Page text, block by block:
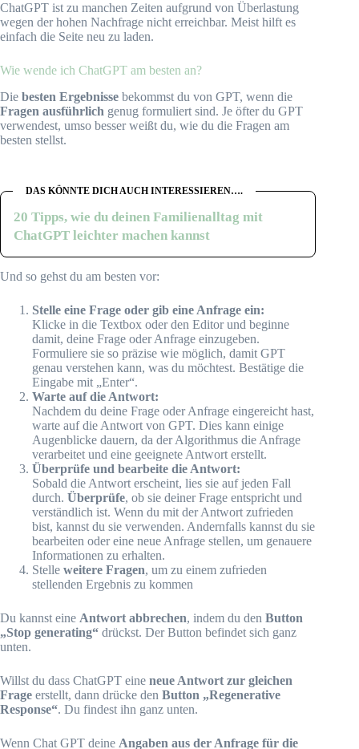
ChatGPT ist zu manchen Zeiten aufgrund von Überlastung
wegen der hohen Nachfrage nicht erreichbar. Meist hilft es
einfach die Seite neu zu laden.
Wie wende ich ChatGPT am besten an?
Die besten Ergebnisse bekommst du von GPT, wenn die
Fragen ausführlich genug formuliert sind. Je öfter du GPT
verwendest, umso besser weißt du, wie du die Fragen am
besten stellst.
DAS KÖNNTE DICH AUCH INTERESSIEREN….
20 Tipps, wie du deinen Familienalltag mit
ChatGPT leichter machen kannst
Und so gehst du am besten vor:
Stelle eine Frage oder gib eine Anfrage ein:
Klicke in die Textbox oder den Editor und beginne
damit, deine Frage oder Anfrage einzugeben.
Formuliere sie so präzise wie möglich, damit GPT
genau verstehen kann, was du möchtest. Bestätige die
Eingabe mit „Enter“.
Warte auf die Antwort:
Nachdem du deine Frage oder Anfrage eingereicht hast,
warte auf die Antwort von GPT. Dies kann einige
Augenblicke dauern, da der Algorithmus die Anfrage
verarbeitet und eine geeignete Antwort erstellt.
Überprüfe und bearbeite die Antwort:
Sobald die Antwort erscheint, lies sie auf jeden Fall
durch. Überprüfe, ob sie deiner Frage entspricht und
verständlich ist. Wenn du mit der Antwort zufrieden
bist, kannst du sie verwenden. Andernfalls kannst du sie
bearbeiten oder eine neue Anfrage stellen, um genauere
Informationen zu erhalten.
Stelle weitere Fragen, um zu einem zufrieden
stellenden Ergebnis zu kommen
Du kannst eine Antwort abbrechen, indem du den Button
„Stop generating“ drückst. Der Button befindet sich ganz
unten.
Willst du dass ChatGPT eine neue Antwort zur gleichen
Frage erstellt, dann drücke den Button „Regenerative
Response“. Du findest ihn ganz unten.
Wenn Chat GPT deine Angaben aus der Anfrage für die